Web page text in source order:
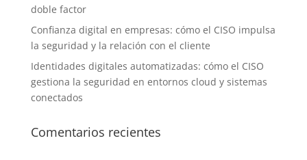
doble factor
Confianza digital en empresas: cómo el CISO impulsa
la seguridad y la relación con el cliente
Identidades digitales automatizadas: cómo el CISO
gestiona la seguridad en entornos cloud y sistemas
conectados
Comentarios recientes